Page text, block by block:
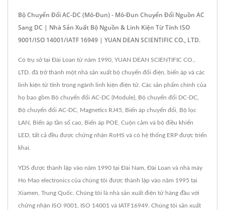
Bộ Chuyển Đổi AC-DC (Mô-Đun) - Mô-Đun Chuyển Đổi Nguồn AC
Sang DC | Nhà Sản Xuất Bộ Nguồn & Linh Kiện Từ Tính ISO
9001/ISO 14001/IATF 16949 | YUAN DEAN SCIENTIFIC CO., LTD.
Có trụ sở tại Đài Loan từ năm 1990, YUAN DEAN SCIENTIFIC CO.,
LTD. đã trở thành một nhà sản xuất bộ chuyển đổi điện, biến áp và các
linh kiện từ tính trong ngành linh kiện điện tử. Các sản phẩm chính của
họ bao gồm Bộ chuyển đổi AC-DC (Module), Bộ chuyển đổi DC-DC,
Bộ chuyển đổi AC-DC, Magnetics RJ45, Biến áp chuyển đổi, Bộ lọc
LAN, Biến áp tần số cao, Biến áp POE, Cuộn cảm và bộ điều khiển
LED, tất cả đều được chứng nhận RoHS và có hệ thống ERP được triển
khai.
YDS được thành lập vào năm 1990 tại Đài Nam, Đài Loan và nhà máy
Ho Mao electronics của chúng tôi được thành lập vào năm 1995 tại
Xiamen, Trung Quốc. Chúng tôi là nhà sản xuất điện tử hàng đầu với
chứng nhận ISO 9001, ISO 14001 và IATF16949. Chúng tôi sản xuất